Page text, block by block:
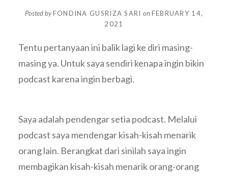
Posted byFONDINA GUSRIZA SARI onFEBRUARY 14,
2021
Tentu pertanyaan ini balik lagi ke diri masing-
masing ya. Untuk saya sendiri kenapa ingin bikin
podcast karena ingin berbagi.
Saya adalah pendengar setia podcast. Melalui
podcast saya mendengar kisah-kisah menarik
orang lain. Berangkat dari sinilah saya ingin
membagikan kisah-kisah menarik orang-orang